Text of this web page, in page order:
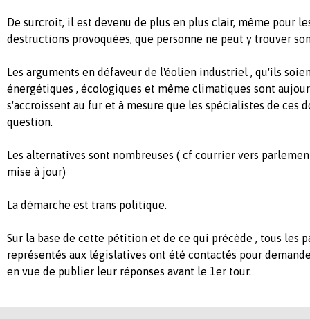
De surcroit, il est devenu de plus en plus clair, même pour
destructions provoquées, que personne ne peut y trouver
Les arguments en défaveur de l'éolien industriel , qu'ils
énergétiques , écologiques et même climatiques sont
s'accroissent au fur et à mesure que les spécialistes de ces
question.
Les alternatives sont nombreuses ( cf courrier vers
mise à jour)
La démarche est trans politique.
Sur la base de cette pétition et de ce qui précède , tous les
représentés aux législatives ont été contactés pour
en vue de publier leur réponses avant le 1er tour.